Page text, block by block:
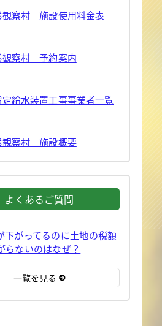
観察村 施設使用料金表
観察村 予約案内
給水装置工事事業者一覧
観察村 施設概要
よくあるご質問
下がってるのに土地の税額
らないのはなぜ？
一覧を見る